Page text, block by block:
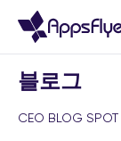
블로그
CEO BLOG SPOT